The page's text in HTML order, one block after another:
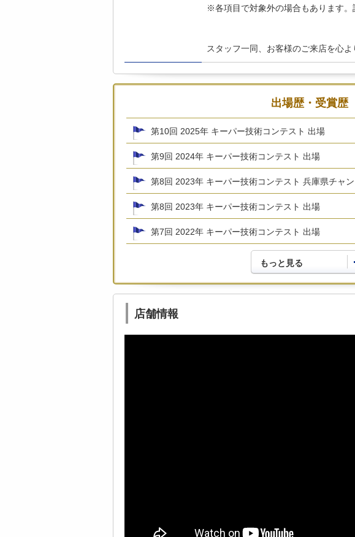
※各項目で対象外の場合もあります。
スタッフ一同、お客様のご来店を心よ
出場歴・受賞歴
第10回 2025年 キーパー技術コンテスト 出場
第9回 2024年 キーパー技術コンテスト 出場
第8回 2023年 キーパー技術コンテスト 兵庫県チャ
第8回 2023年 キーパー技術コンテスト 出場
第7回 2022年 キーパー技術コンテスト 出場
もっと見る
店舗情報